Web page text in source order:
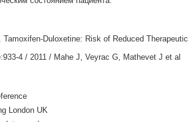
Duloxetine: Risk of Reduced Therapeutic
4 / 2011 / Mahe J, Veyrac G, Mathevet J et al
London UK